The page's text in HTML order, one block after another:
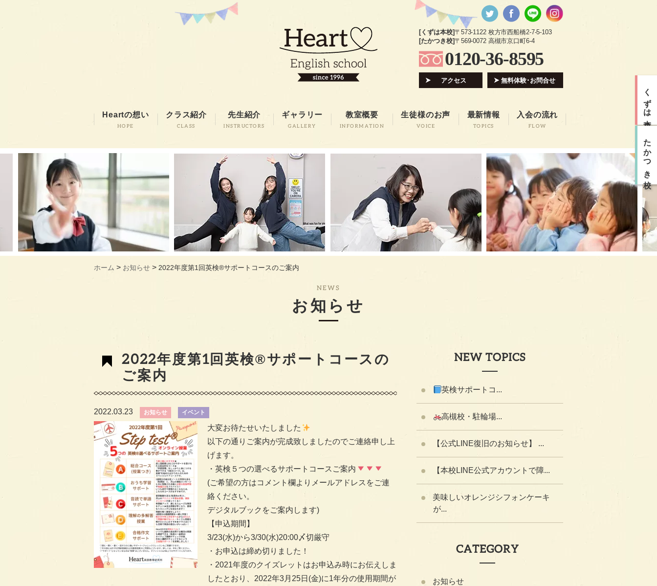
[くずは本校]〒573-1122 枚方市西船橋2-7-5-103
[たかつき校]〒569-0072 高槻市京口町6-4
0120-36-8595
アクセス 無料体験･お問合せ
Heartの想い
HOPE
クラス紹介
CLASS
先生紹介
INSTRUCTORS
ギャラリー
GALLERY
教室概要
INFORMATION
生徒様のお声
VOICE
最新情報
TOPICS
入会の流れ
FLOW
ホーム > お知らせ > 2022年度第1回英検®︎サポートコースのご案内
NEWS
お知らせ
2022年度第1回英検®︎サポートコースの
ご案内
2022.03.23 お知らせ イベント
大変お待たせいたしました
以下の通りご案内が完成致しましたのでご連絡申し上
げます。
・英検５つの選べるサポートコースご案内
(ご希望の方はコメント欄よりメールアドレスをご連
絡ください。
デジタルブックをご案内します)
【申込期間】
3/23(水)から3/30(水)20:00〆切厳守
・お申込は締め切りました！
・2021年度のクイズレットはお申込み時にお伝えしま
したとおり、2022年3月25日(金)に1年分の使用期間が
NEW TOPICS
英検サポートコ...
高槻校・駐輪場...
【公式LINE復旧のお知らせ】 ...
【本校LINE公式アカウントで障...
美味しいオレンジシフォンケーキ
が...
CATEGORY
お知らせ
くずは本校
たかつき校